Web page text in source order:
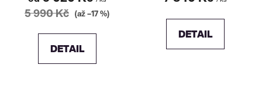
5 990 Kč (až –17 %)
DETAIL
DETAIL